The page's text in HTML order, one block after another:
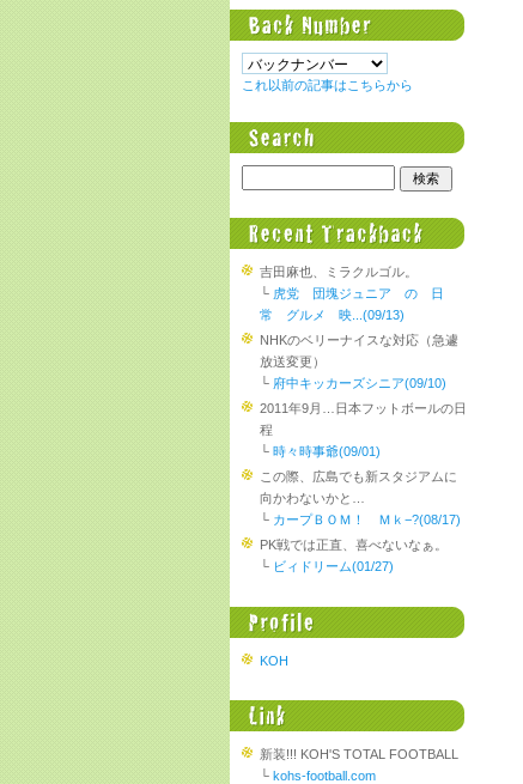
これ以前の記事はこちらから
吉田麻也、ミラクルゴル。
└ 虎党 団塊ジュニア の 日
常 グルメ 映...(09/13)
NHKのベリーナイスな対応（急遽
放送変更）
└ 府中キッカーズシニア(09/10)
2011年9月…日本フットボールの日
程
└ 時々時事爺(09/01)
この際、広島でも新スタジアムに
向かわないかと…
└ カープＢＯＭ！ Ｍｋ−?(08/17)
PK戦では正直、喜べないなぁ。
└ ビィドリーム(01/27)
KOH
新装!!! KOH'S TOTAL FOOTBALL
└ kohs-football.com